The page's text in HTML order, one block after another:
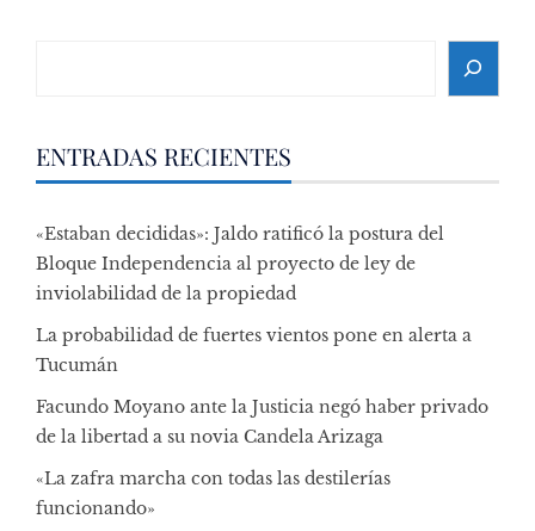
ENTRADAS RECIENTES
«Estaban decididas»: Jaldo ratificó la postura del
Bloque Independencia al proyecto de ley de
inviolabilidad de la propiedad
La probabilidad de fuertes vientos pone en alerta a
Tucumán
Facundo Moyano ante la Justicia negó haber privado
de la libertad a su novia Candela Arizaga
«La zafra marcha con todas las destilerías
funcionando»